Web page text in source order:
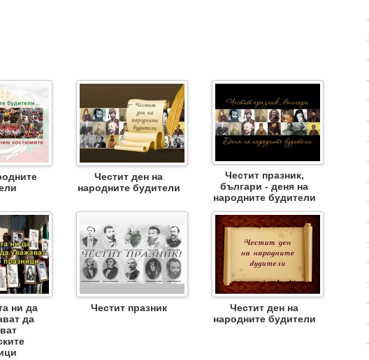
Честит ден на
народните будители
Честит празник,
българи - деня на
народните будители
ни да
да
Честит празник
Честит ден на
народните будители